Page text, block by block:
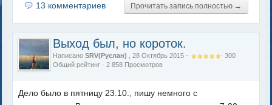
Прочитать запись полностью →
13 комментариев
Выход был, но короток.
НаписаноSRV(Руслан) , 28 Октябрь 2015 - ·300
Общий рейтинг · 2 858 Просмотров
Дело было в пятницу 23.10., пишу немного с